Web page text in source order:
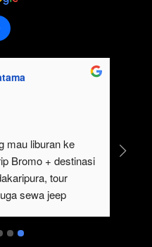
bromo, ngajak
repot, karena
trip ke bromo kali
dan itinerarynya